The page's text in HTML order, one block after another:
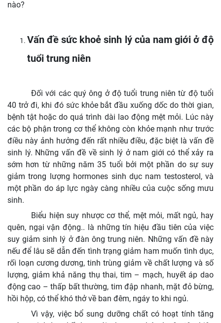
nào?
Vấn đề sức khoẻ sinh lý của nam giới ở độ
tuổi trung niên
Đối với các quý ông ở độ tuổi trung niên từ độ tuổi
40 trở đi, khi đó sức khỏe bắt đầu xuống dốc do thời gian,
bệnh tật hoặc do quá trình dài lao động mệt mỏi. Lúc này
các bộ phận trong cơ thể không còn khỏe mạnh như trước
điều này ảnh hưởng đến rất nhiều điều, đặc biệt là vấn đề
sinh lý. Những vấn đề về sinh lý ở nam giới có thể xảy ra
sớm hơn từ những năm 35 tuổi bởi một phần do sự suy
giảm trong lượng hormones sinh dục nam testosterol, và
một phần do áp lực ngày càng nhiều của cuộc sống mưu
sinh.
Biểu hiện suy nhược cơ thể, mệt mỏi, mất ngủ, hay
quên, ngại vận động.. là những tín hiệu đầu tiên của việc
suy giảm sinh lý ở đàn ông trung niên. Những vấn đề này
nếu để lâu sẽ dẫn đến tình trạng giảm ham muốn tình dục,
rối loạn cương dương, tinh trùng giảm về chất lượng và số
lượng, giảm khả năng thụ thai, tim – mạch, huyết áp dao
động cao – thấp bất thường, tim đập nhanh, mặt đỏ bừng,
hồi hộp, có thể khó thở về ban đêm, ngáy to khi ngủ.
Vì vậy, việc bổ sung dưỡng chất có hoạt tính tăng